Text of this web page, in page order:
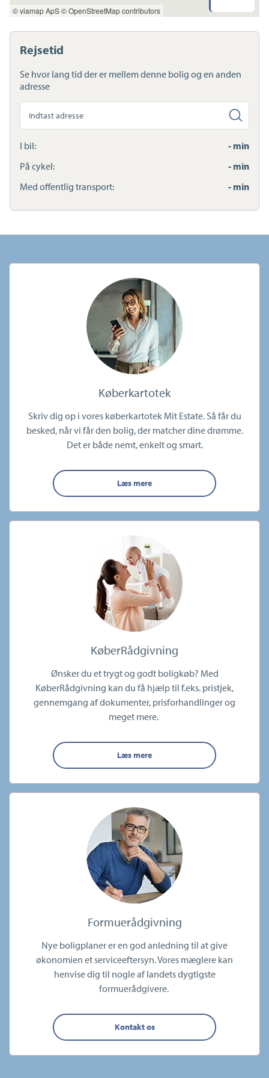
Rejsetid
Se hvor lang tid der er mellem denne bolig og en anden
adresse
Søg
anden
adresse
I bil:
- min
På cykel:
- min
Med offentlig transport:
- min
© viamap ApS© OpenStreetMap contributors
Daginstitution
Skole
Sundhed
Ladestandere
Lynladere
Køberkartotek
Skriv dig op i vores køberkartotek Mit Estate. Så får du
besked, når vi får den bolig, der matcher dine drømme.
Det er både nemt, enkelt og smart.
Læs mere
KøberRådgivning
Ønsker du et trygt og godt boligkøb? Med
KøberRådgivning kan du få hjælp til f.eks. pristjek,
gennemgang af dokumenter, prisforhandlinger og
meget mere.
Læs mere
Formuerådgivning
Nye boligplaner er en god anledning til at give
økonomien et serviceeftersyn. Vores mæglere kan
henvise dig til nogle af landets dygtigste
formuerådgivere.
Kontakt os